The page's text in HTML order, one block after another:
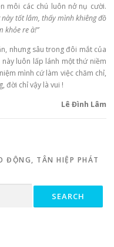
môi các chú luôn nở nụ cười.
tốt lắm, thấy mình khiêng đồ
khỏe re à!”
nhưng sâu trong đôi mắt của
luôn lấp lánh một thứ niềm
mình cứ làm việc chăm chỉ,
đời chỉ vậy là vui !
Lê Đình Lâm
ĐỘNG, TÂN HIỆP PHÁT